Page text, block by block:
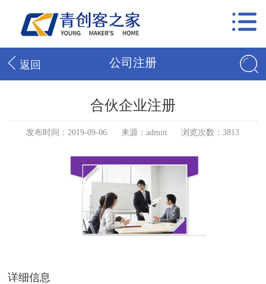
返回 公司注册
合伙企业注册
发布时间：2019-09-06 来源：admin 浏览次数：3813
详细信息